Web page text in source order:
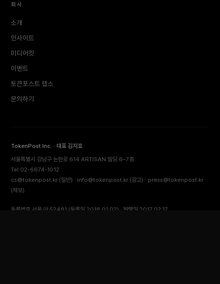
회사
소개
인사이트
미디어킷
이벤트
토큰포스트 랩스
문의하기
TokenPost Inc. · 대표 김지호
서울특별시 강남구 논현로 614 ARTISAN 빌딩 6–7층
Tel 02-6674-1012
cs@tokenpost.kr (일반) · info@tokenpost.kr (광고) · press@tokenpost.kr
(제보)
등록번호 서울 아 52481 (등록일 2018.01.02) · 발행일 2017.02.17